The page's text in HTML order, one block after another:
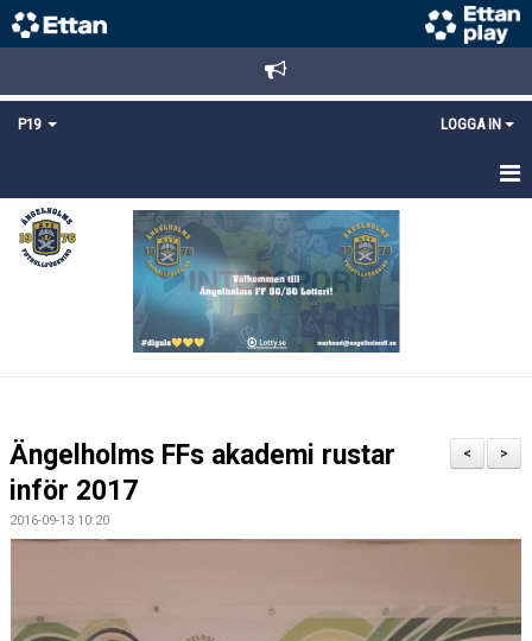
P19 LOGGA IN
HEM
NYHETER
KONTAKT
FYS
>
<
Ängelholms FFs akademi rustar
inför 2017
2016-09-13 10:20